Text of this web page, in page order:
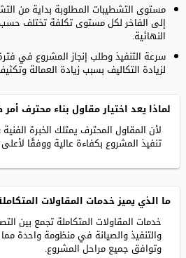
مستوى التشطيبات المطلوبة بداية من
إلى الفاخر لكل مستوى تكلفة تختلف حسب
النهائية.
سرعة التنفيذ وطلب إنجاز المشروع في
لزيادة التكاليف بسبب زيادة العمالة
لماذا يعد اختيار مقاول بناء محترف
لأن المقاول المحترف يمتلك الخبرة
تنفيذ المشروع بكفاءة عالية ووفقًا
ما الذي يميز خدمات المقاولات
خدمات المقاولات المتكاملة تجمع بين
والتنفيذ والصيانة في منظومة واحدة
وتوافق جميع مراحل المشروع.